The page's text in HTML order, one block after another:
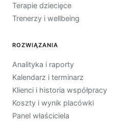
Terapie dziecięce
Trenerzy i wellbeing
ROZWIĄZANIA
Analityka i raporty
Kalendarz i terminarz
Klienci i historia współpracy
Koszty i wynik placówki
Panel właściciela